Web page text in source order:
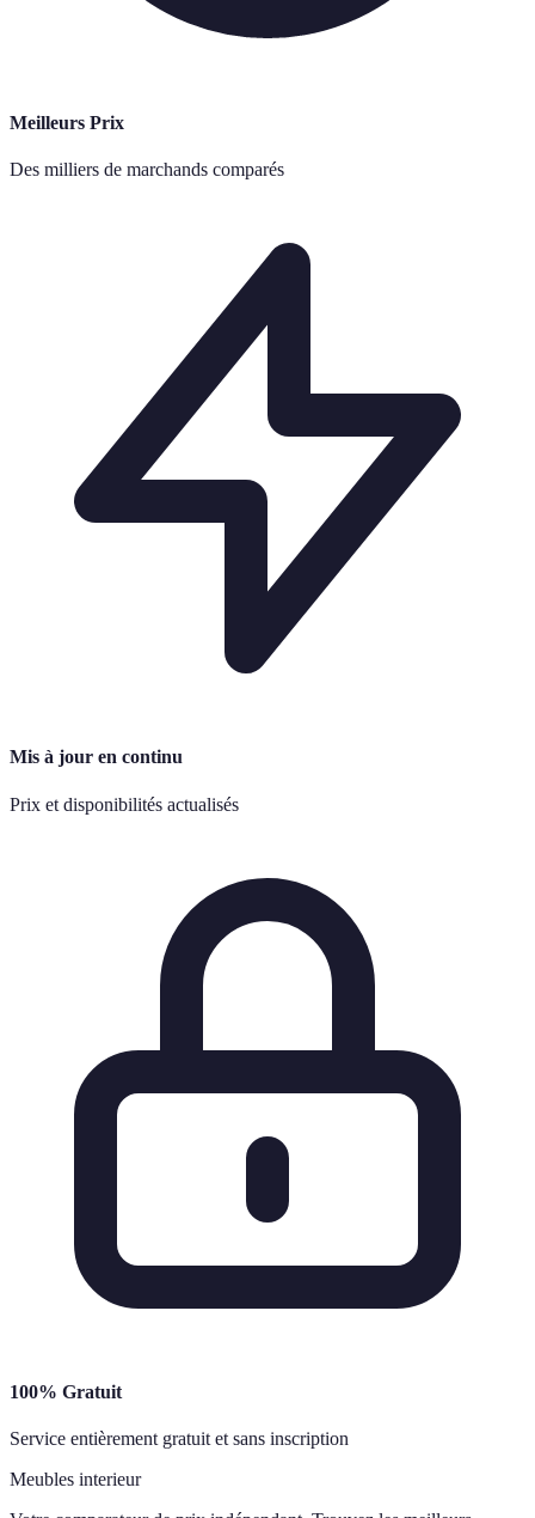
Meilleurs Prix
Des milliers de marchands comparés
Mis à jour en continu
Prix et disponibilités actualisés
100% Gratuit
Service entièrement gratuit et sans inscription
Meubles interieur